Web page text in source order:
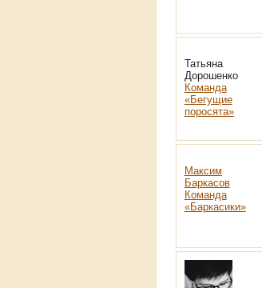
Татьяна
Дорошенко
Команда
«Бегущие
поросята»
Максим
Баркасов
Команда
«Баркасики»